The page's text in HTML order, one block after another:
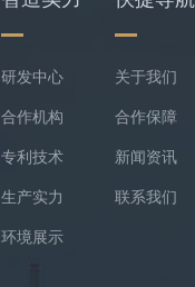
研发中心
合作机构
专利技术
生产实力
环境展示
关于我们
合作保障
新闻资讯
联系我们